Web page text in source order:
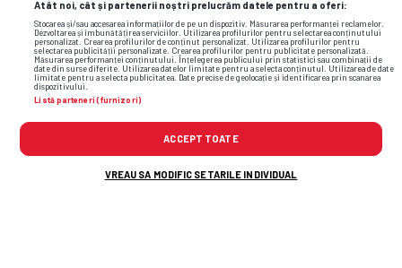
Atât noi, cât și partenerii noștri prelucrăm datele pentru a oferi:
Stocarea și/sau accesarea informațiilor de pe un dispozitiv. Măsurarea performanței reclamelor.
Dezvoltarea și îmbunătățirea serviciilor. Utilizarea profilurilor pentru selectarea conținutului
personalizat. Crearea profilurilor de conținut personalizat. Utilizarea profilurilor pentru
selectarea publicității personalizate. Crearea profilurilor pentru publicitate personalizată.
Măsurarea performanței conținutului. Înțelegerea publicului prin statistici sau combinații de
date din surse diferite. Utilizarea datelor limitate pentru a selecta conținutul. Utilizarea de date
limitate pentru a selecta publicitatea. Date precise de geolocație și identificarea prin scanarea
dispozitivului.
Listă parteneri (furnizori)
ACCEPT TOATE
VREAU SA MODIFIC SETARILE INDIVIDUAL